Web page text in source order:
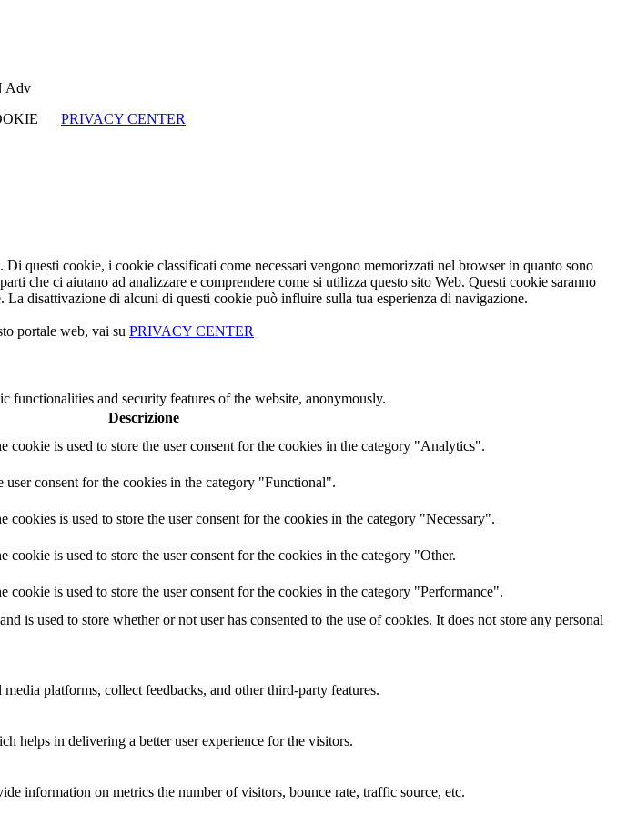
Adv
PRIVACY CENTER
questi cookie, i cookie classificati come necessari vengono memorizzati nel browser in quanto sono
che ci aiutano ad analizzare e comprendere come si utilizza questo sito Web. Questi cookie saranno
disattivazione di alcuni di questi cookie può influire sulla tua esperienza di navigazione.
portale web, vai su PRIVACY CENTER
functionalities and security features of the website, anonymously.
Descrizione
is used to store the user consent for the cookies in the category "Analytics".
consent for the cookies in the category "Functional".
is used to store the user consent for the cookies in the category "Necessary".
is used to store the user consent for the cookies in the category "Other.
is used to store the user consent for the cookies in the category "Performance".
is used to store whether or not user has consented to the use of cookies. It does not store any personal
platforms, collect feedbacks, and other third-party features.
helps in delivering a better user experience for the visitors.
information on metrics the number of visitors, bounce rate, traffic source, etc.